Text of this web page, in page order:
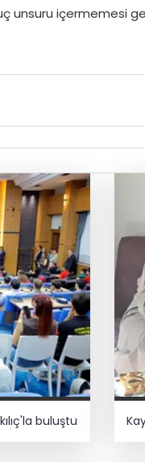
unsuru içermemesi
buluştu